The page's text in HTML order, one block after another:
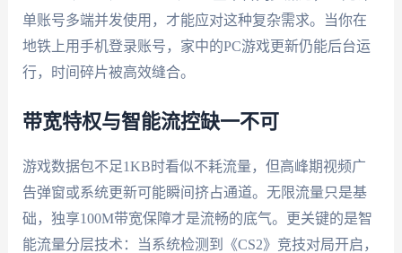
单账号多端并发使用，才能应对这种复杂需求。当你在
地铁上用手机登录账号，家中的PC游戏更新仍能后台运
行，时间碎片被高效缝合。
带宽特权与智能流控缺一不可
游戏数据包不足1KB时看似不耗流量，但高峰期视频广
告弹窗或系统更新可能瞬间挤占通道。无限流量只是基
础，独享100M带宽保障才是流畅的底气。更关键的是智
能流量分层技术：当系统检测到《CS2》竞技对局开启，